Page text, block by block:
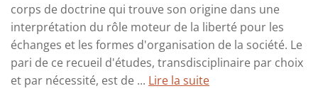
corps de doctrine qui trouve son origine dans une
interprétation du rôle moteur de la liberté pour les
échanges et les formes d'organisation de la société. Le
pari de ce recueil d'études, transdisciplinaire par choix
et par nécessité, est de ... Lire la suite